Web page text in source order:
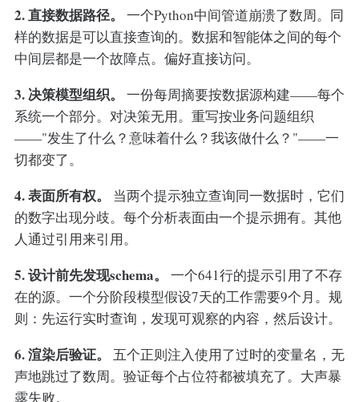
2. 直接数据路径。
一个Python中间管道崩溃了数周。同
样的数据是可以直接查询的。数据和智能体之间的每个
中间层都是一个故障点。偏好直接访问。
3. 决策模型组织。
一份每周摘要按数据源构建——每个
系统一个部分。对决策无用。重写按业务问题组织
——"发生了什么？意味着什么？我该做什么？"——一
切都变了。
4. 表面所有权。
当两个提示独立查询同一数据时，它们
的数字出现分歧。每个分析表面由一个提示拥有。其他
人通过引用来引用。
5. 设计前先发现schema。
一个641行的提示引用了不存
在的源。一个分阶段模型假设7天的工作需要9个月。规
则：先运行实时查询，发现可观察的内容，然后设计。
6. 渲染后验证。
五个正则注入使用了过时的变量名，无
声地跳过了数周。验证每个占位符都被填充了。大声暴
露失败。